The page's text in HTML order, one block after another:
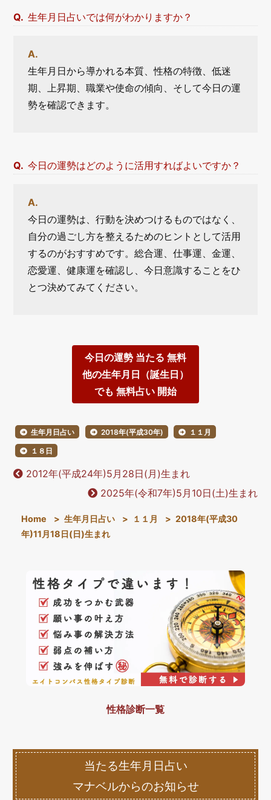
生年月日占いでは何がわかりますか？
生年月日から導かれる本質、性格の特徴、低迷
期、上昇期、職業や使命の傾向、そして今日の運
勢を確認できます。
今日の運勢はどのように活用すればよいですか？
今日の運勢は、行動を決めつけるものではなく、
自分の過ごし方を整えるためのヒントとして活用
するのがおすすめです。総合運、仕事運、金運、
恋愛運、健康運を確認し、今日意識することをひ
とつ決めてみてください。
今日の運勢 当たる 無料
他の生年月日（誕生日）
でも 無料占い 開始
生年月日占い 2018年(平成30年) １１月
１８日
2012年(平成24年)5月28日(月)生まれ
2025年(令和7年)5月10日(土)生まれ
Home > 生年月日占い > １１月 > 2018年(平成30
年)11月18日(日)生まれ
性格診断一覧
当たる生年月日占い
マナベルからのお知らせ